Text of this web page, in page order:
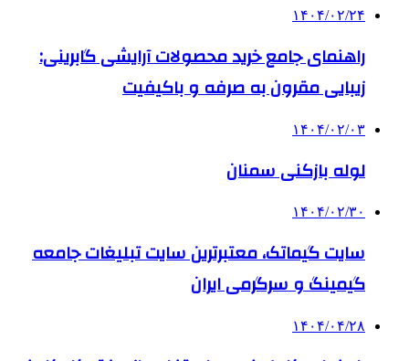
۱۴۰۴/۰۲/۲۴
راهنمای جامع خرید محصولات آرایشی گابرینی:
زیبایی مقرون به صرفه و باکیفیت
۱۴۰۴/۰۲/۰۳
لوله بازکنی سمنان
۱۴۰۴/۰۲/۳۰
سایت گیماتک، معتبرترین سایت تبلیغات جامعه
گیمینگ و سرگرمی ایران
۱۴۰۴/۰۴/۲۸